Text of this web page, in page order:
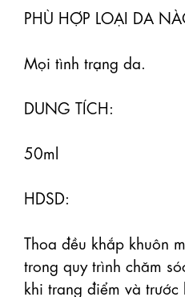
PHÙ HỢP LOẠI DA
Mọi tình trạng da.
DUNG TÍCH:
50ml
HDSD:
Thoa đều khắp khuôn
trong quy trình chăm
khi trang điểm và